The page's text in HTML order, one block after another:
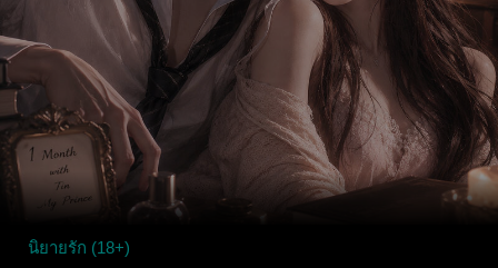
นิยายรัก (18+)